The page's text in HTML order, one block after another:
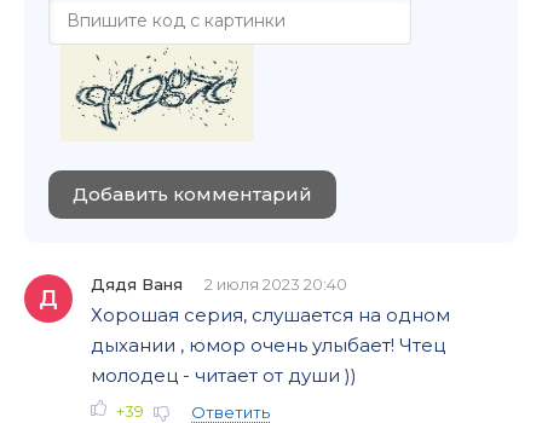
Добавить комментарий
Д
Дядя Ваня 2 июля 2023 20:40
Хорошая серия, слушается на одном
дыхании , юмор очень улыбает! Чтец
молодец - читает от души ))
+39 Ответить